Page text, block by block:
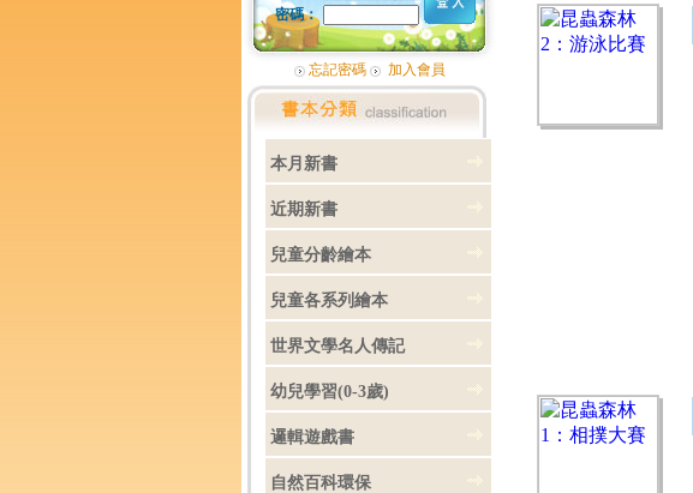
密碼：
忘記密碼 加入會員
本月新書
近期新書
兒童分齡繪本
兒童各系列繪本
世界文學名人傳記
幼兒學習(0-3歲)
邏輯遊戲書
自然百科環保